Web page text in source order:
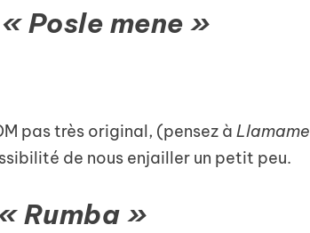
« Posle mene »
pas très original, (pensez àLlamame
de nous enjailler un petit peu.
Rumba »